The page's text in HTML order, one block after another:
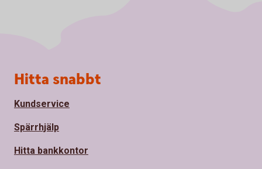
Sidfot
Hitta snabbt
Kundservice
Spärrhjälp
Hitta bankkontor